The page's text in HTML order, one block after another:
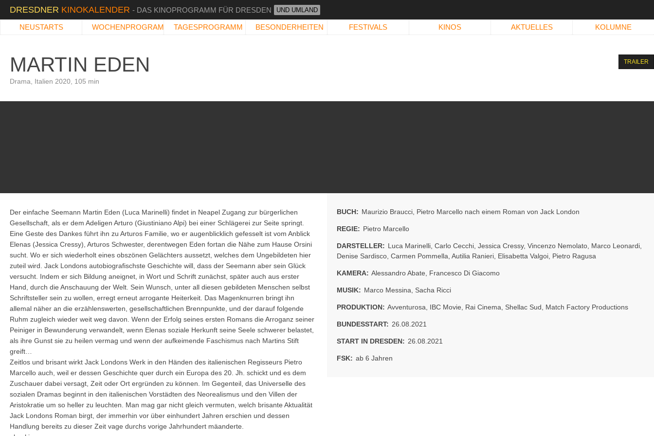
DRESDNER KINOKALENDER - DAS KINOPROGRAMM FÜR DRESDEN UND UMLAND
NEUSTARTS WOCHENPROGRAMM TAGESPROGRAMM BESONDERHEITEN FESTIVALS KINOS AKTUELLES KOLUMNE
TRAILER
MARTIN EDEN
Drama, Italien 2020, 105 min
Der einfache Seemann Martin Eden (Luca Marinelli) findet in Neapel Zugang zur bürgerlichen
Gesellschaft, als er dem Adeligen Arturo (Giustiniano Alpi) bei einer Schlägerei zur Seite springt.
Eine Geste des Dankes führt ihn zu Arturos Familie, wo er augenblicklich gefesselt ist vom Anblick
Elenas (Jessica Cressy), Arturos Schwester, derentwegen Eden fortan die Nähe zum Hause Orsini
sucht. Wo er sich wiederholt eines obszönen Gelächters aussetzt, welches dem Ungebildeten hier
zuteil wird. Jack Londons autobiografischste Geschichte will, dass der Seemann aber sein Glück
versucht. Indem er sich Bildung aneignet, in Wort und Schrift zunächst, später auch aus erster
Hand, durch die Anschauung der Welt. Sein Wunsch, unter all diesen gebildeten Menschen selbst
Schriftsteller sein zu wollen, erregt erneut arrogante Heiterkeit. Das Magenknurren bringt ihn
allemal näher an die erzählenswerten, gesellschaftlichen Brennpunkte, und der darauf folgende
Ruhm zugleich wieder weit weg davon. Wenn der Erfolg seines ersten Romans die Arroganz seiner
Peiniger in Bewunderung verwandelt, wenn Elenas soziale Herkunft seine Seele schwerer belastet,
als ihre Gunst sie zu heilen vermag und wenn der aufkeimende Faschismus nach Martins Stift
greift…
Zeitlos und brisant wirkt Jack Londons Werk in den Händen des italienischen Regisseurs Pietro
Marcello auch, weil er dessen Geschichte quer durch ein Europa des 20. Jh. schickt und es dem
Zuschauer dabei versagt, Zeit oder Ort ergründen zu können. Im Gegenteil, das Universelle des
sozialen Dramas beginnt in den italienischen Vorstädten des Neorealismus und den Villen der
Aristokratie um so heller zu leuchten. Man mag gar nicht gleich vermuten, welch brisante Aktualität
Jack Londons Roman birgt, der immerhin vor über einhundert Jahren erschien und dessen
Handlung bereits zu dieser Zeit vage durchs vorige Jahrhundert mäanderte.
BUCH: Maurizio Braucci Pietro Marcello nach einem Roman von Jack London
REGIE: Pietro Marcello
DARSTELLER: Luca Marinelli Carlo Cecchi Jessica Cressy, Vincenzo Nemolato Marco Leonardi
Denise Sardisco Carmen Pommella Autilia Ranieri Elisabetta Valgoi Pietro Ragusa
KAMERA: Alessandro Abate Francesco Di Giacomo
MUSIK: Marco Messina Sacha Ricci
PRODUKTION: Avventurosa IBC Movie Rai Cinema Shellac Sud Match Factory Productions
BUNDESSTART: 26.08.2021
START IN DRESDEN: 26.08.2021
FSK: ab 6 Jahren